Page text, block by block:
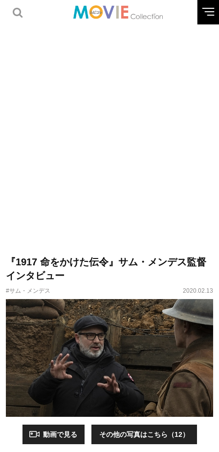
『1917 命をかけた伝令』サム・メンデス監督
インタビュー
#サム・メンデス 2020.02.13
動画で見る その他の写真はこちら（12）